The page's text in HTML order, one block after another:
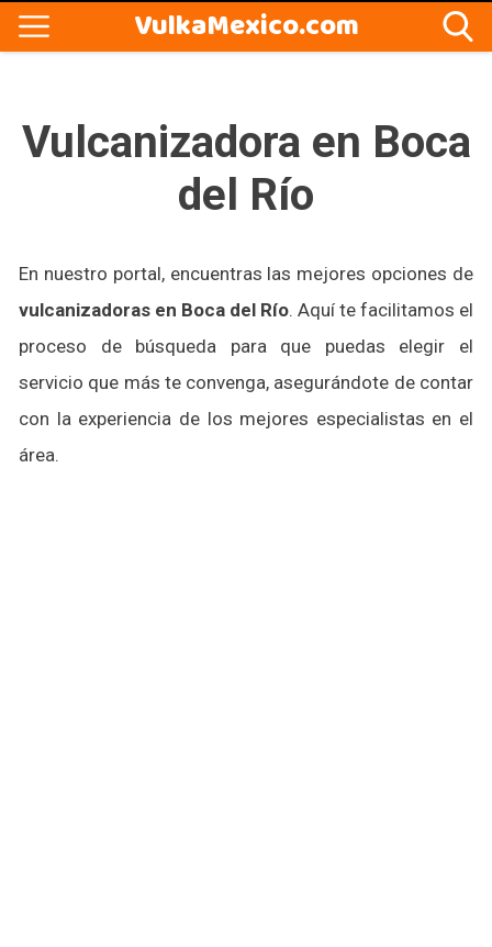
VulkaMexico.com
Vulcanizadora en Boca
del Río
En nuestro portal, encuentras las mejores opciones de
vulcanizadoras en Boca del Río. Aquí te facilitamos el
proceso de búsqueda para que puedas elegir el
servicio que más te convenga, asegurándote de contar
con la experiencia de los mejores especialistas en el
área.